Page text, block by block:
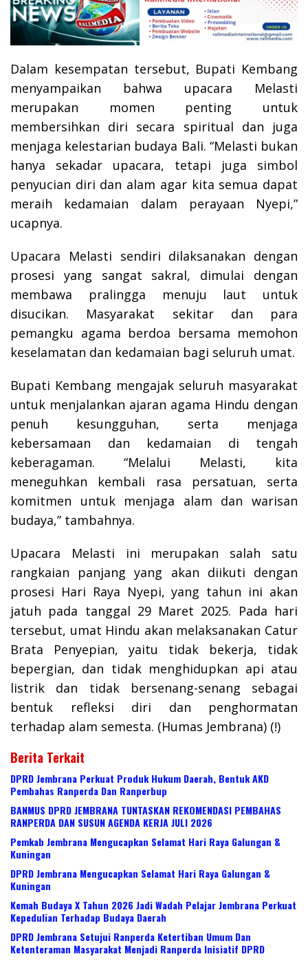
Dalam kesempatan tersebut, Bupati Kembang
menyampaikan bahwa upacara Melasti
merupakan momen penting untuk
membersihkan diri secara spiritual dan juga
menjaga kelestarian budaya Bali. “Melasti bukan
hanya sekadar upacara, tetapi juga simbol
penyucian diri dan alam agar kita semua dapat
meraih kedamaian dalam perayaan Nyepi,”
ucapnya.
Upacara Melasti sendiri dilaksanakan dengan
prosesi yang sangat sakral, dimulai dengan
membawa pralingga menuju laut untuk
disucikan. Masyarakat sekitar dan para
pemangku agama berdoa bersama memohon
keselamatan dan kedamaian bagi seluruh umat.
Bupati Kembang mengajak seluruh masyarakat
untuk menjalankan ajaran agama Hindu dengan
penuh kesungguhan, serta menjaga
kebersamaan dan kedamaian di tengah
keberagaman. “Melalui Melasti, kita
meneguhkan kembali rasa persatuan, serta
komitmen untuk menjaga alam dan warisan
budaya,” tambahnya.
Upacara Melasti ini merupakan salah satu
rangkaian panjang yang akan diikuti dengan
prosesi Hari Raya Nyepi, yang tahun ini akan
jatuh pada tanggal 29 Maret 2025. Pada hari
tersebut, umat Hindu akan melaksanakan Catur
Brata Penyepian, yaitu tidak bekerja, tidak
bepergian, dan tidak menghidupkan api atau
listrik dan tidak bersenang-senang sebagai
bentuk refleksi diri dan penghormatan
terhadap alam semesta. (Humas Jembrana) (!)
Berita Terkait
DPRD Jembrana Perkuat Produk Hukum Daerah, Bentuk AKD
Pembahas Ranperda Dan Ranperbup
BANMUS DPRD JEMBRANA TUNTASKAN REKOMENDASI PEMBAHAS
RANPERDA DAN SUSUN AGENDA KERJA JULI 2026
Pemkab Jembrana Mengucapkan Selamat Hari Raya Galungan &
Kuningan
DPRD Jembrana Mengucapkan Selamat Hari Raya Galungan &
Kuningan
Kemah Budaya X Tahun 2026 Jadi Wadah Pelajar Jembrana Perkuat
Kepedulian Terhadap Budaya Daerah
DPRD Jembrana Setujui Ranperda Ketertiban Umum Dan
Ketenteraman Masyarakat Menjadi Ranperda Inisiatif DPRD